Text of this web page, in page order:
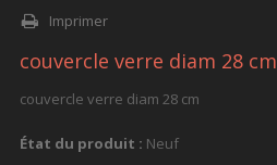
Imprimer
couvercle verre diam 28 cm
couvercle verre diam 28 cm
État du produit : Neuf